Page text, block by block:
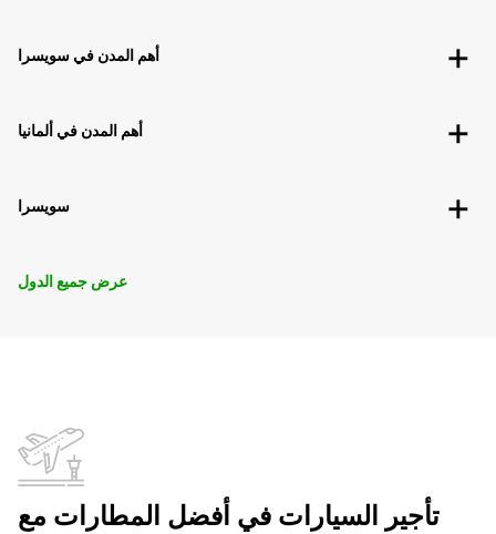
أهم المدن في سويسرا
أهم المدن في ألمانيا
سويسرا
عرض جميع الدول
تأجير السيارات في أفضل المطارات مع